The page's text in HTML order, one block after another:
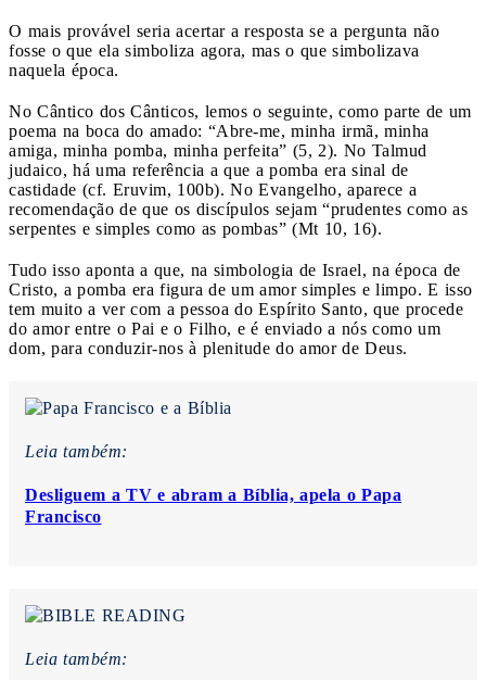
O mais provável seria acertar a resposta se a pergunta não
fosse o que ela simboliza agora, mas o que simbolizava
naquela época.
No Cântico dos Cânticos, lemos o seguinte, como parte de um
poema na boca do amado: “Abre-me, minha irmã, minha
amiga, minha pomba, minha perfeita” (5, 2). No Talmud
judaico, há uma referência a que a pomba era sinal de
castidade (cf. Eruvim, 100b). No Evangelho, aparece a
recomendação de que os discípulos sejam “prudentes como as
serpentes e simples como as pombas” (Mt 10, 16).
Tudo isso aponta a que, na simbologia de Israel, na época de
Cristo, a pomba era figura de um amor simples e limpo. E isso
tem muito a ver com a pessoa do Espírito Santo, que procede
do amor entre o Pai e o Filho, e é enviado a nós como um
dom, para conduzir-nos à plenitude do amor de Deus.
Leia também:
Desliguem a TV e abram a Bíblia, apela o Papa
Francisco
Leia também: